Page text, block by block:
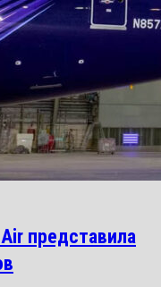
представила